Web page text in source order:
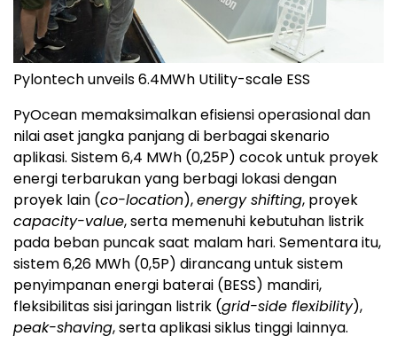
Pylontech unveils 6.4MWh Utility-scale ESS
PyOcean memaksimalkan efisiensi operasional dan
nilai aset jangka panjang di berbagai skenario
aplikasi. Sistem 6,4 MWh (0,25P) cocok untuk proyek
energi terbarukan yang berbagi lokasi dengan
proyek lain (co-location),energy shifting, proyek
capacity-value, serta memenuhi kebutuhan listrik
pada beban puncak saat malam hari. Sementara itu,
sistem 6,26 MWh (0,5P) dirancang untuk sistem
penyimpanan energi baterai (BESS) mandiri,
fleksibilitas sisi jaringan listrik (grid-side flexibility),
peak-shaving, serta aplikasi siklus tinggi lainnya.